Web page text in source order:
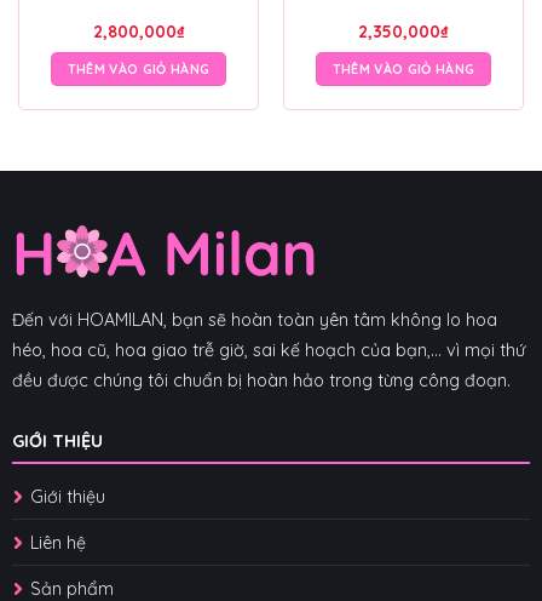
2,800,000₫
THÊM VÀO GIỎ HÀNG
2,350,000₫
THÊM VÀO GIỎ HÀNG
Đến với HOAMILAN, bạn sẽ hoàn toàn yên tâm không lo hoa
héo, hoa cũ, hoa giao trễ giờ, sai kế hoạch của bạn,... vì mọi thứ
đều được chúng tôi chuẩn bị hoàn hảo trong từng công đoạn.
GIỚI THIỆU
Giới thiệu
Liên hệ
Sản phẩm